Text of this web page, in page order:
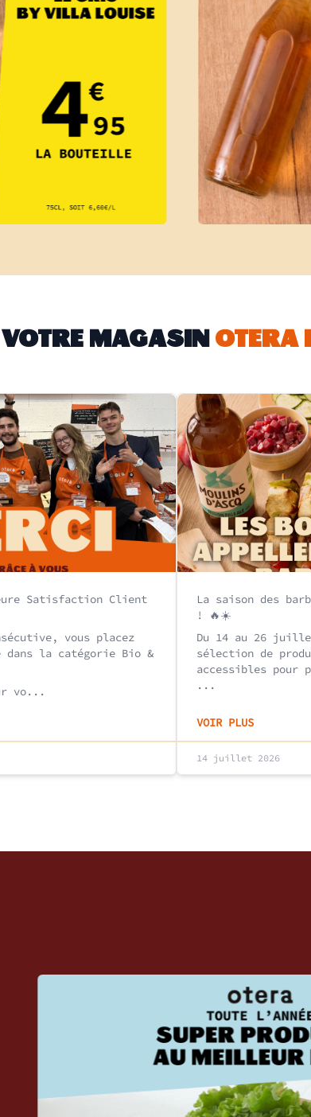
MAGASIN OTERA
Satisfaction Client
vous placez
dans la catégorie Bio &
vo...
La saison des
! 🔥☀️
Du 14 au 26
sélection de
accessibles pour
...
VOIR PLUS
14 juillet 2026